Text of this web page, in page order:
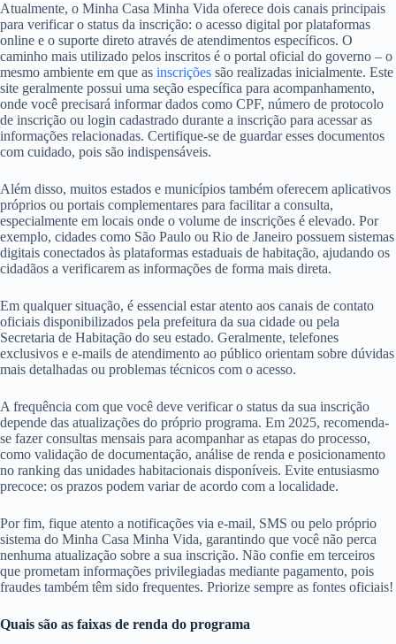
Atualmente, o Minha Casa Minha Vida oferece dois canais principais
para verificar o status da inscrição: o acesso digital por plataformas
online e o suporte direto através de atendimentos específicos. O
caminho mais utilizado pelos inscritos é o portal oficial do governo – o
mesmo ambiente em que as inscrições são realizadas inicialmente. Este
site geralmente possui uma seção específica para acompanhamento,
onde você precisará informar dados como CPF, número de protocolo
de inscrição ou login cadastrado durante a inscrição para acessar as
informações relacionadas. Certifique-se de guardar esses documentos
com cuidado, pois são indispensáveis.
Além disso, muitos estados e municípios também oferecem aplicativos
próprios ou portais complementares para facilitar a consulta,
especialmente em locais onde o volume de inscrições é elevado. Por
exemplo, cidades como São Paulo ou Rio de Janeiro possuem sistemas
digitais conectados às plataformas estaduais de habitação, ajudando os
cidadãos a verificarem as informações de forma mais direta.
Em qualquer situação, é essencial estar atento aos canais de contato
oficiais disponibilizados pela prefeitura da sua cidade ou pela
Secretaria de Habitação do seu estado. Geralmente, telefones
exclusivos e e-mails de atendimento ao público orientam sobre dúvidas
mais detalhadas ou problemas técnicos com o acesso.
A frequência com que você deve verificar o status da sua inscrição
depende das atualizações do próprio programa. Em 2025, recomenda-
se fazer consultas mensais para acompanhar as etapas do processo,
como validação de documentação, análise de renda e posicionamento
no ranking das unidades habitacionais disponíveis. Evite entusiasmo
precoce: os prazos podem variar de acordo com a localidade.
Por fim, fique atento a notificações via e-mail, SMS ou pelo próprio
sistema do Minha Casa Minha Vida, garantindo que você não perca
nenhuma atualização sobre a sua inscrição. Não confie em terceiros
que prometam informações privilegiadas mediante pagamento, pois
fraudes também têm sido frequentes. Priorize sempre as fontes oficiais!
Quais são as faixas de renda do programa